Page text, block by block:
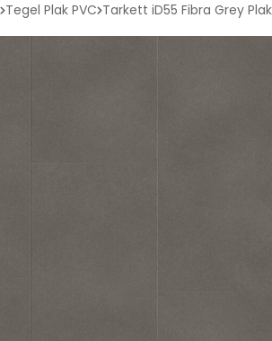
Tegel Plak PVC Tarkett iD55 Fibra Grey